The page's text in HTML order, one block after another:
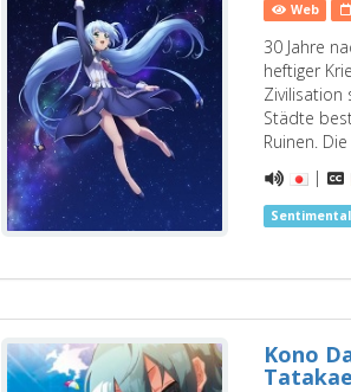
Web
30 Jahre
heftiger
Zivilisation
Städte
Ruinen.
|
Kono